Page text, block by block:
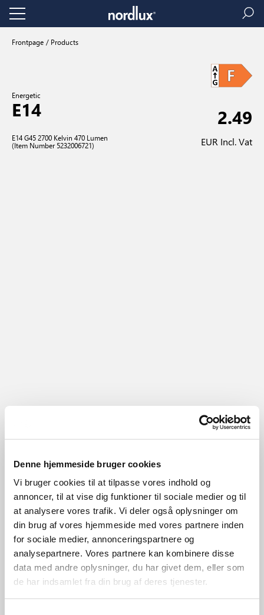
Denne hjemmeside bruger cookies
Vi bruger cookies til at tilpasse vores indhold og
annoncer, til at vise dig funktioner til sociale medier og til
at analysere vores trafik. Vi deler også oplysninger om
din brug af vores hjemmeside med vores partnere inden
for sociale medier, annonceringspartnere og
analysepartnere. Vores partnere kan kombinere disse
data med andre oplysninger, du har givet dem, eller som
de har indsamlet fra din brug af deres tjenester.
Frontpage Products
Energetic
E14
E14 G45 2700 Kelvin 470 Lumen
(Item Number 5232006721)
2.49
EUR Incl. Vat
Overall Product Info Specifications Dimensions
Warm, white light (2700 Kelvin)
Bulb base